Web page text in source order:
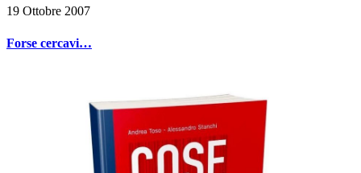
19 Ottobre 2007
Forse cercavi…